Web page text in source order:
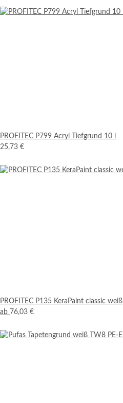
PROFITEC P799 Acryl Tiefgrund 10 l
25,73 €
PROFITEC P135 KeraPaint classic weiß
ab 76,03 €